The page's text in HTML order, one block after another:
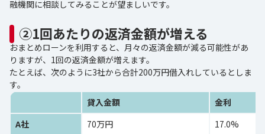
融機関に相談してみることが望ましいです。
②1回あたりの返済金額が増える
おまとめローンを利用すると、月々の返済金額が減る可能性があ
りますが、1回の返済金額が増えます。
たとえば、次のように3社から合計200万円借入れしているとしま
す。
貸入金額
金利
A社
70万円
17.0%